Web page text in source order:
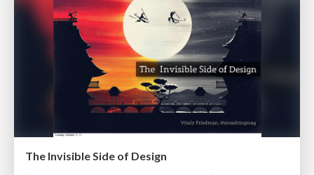
The Invisible Side of Design